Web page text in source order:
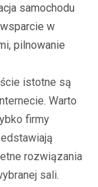
samochodu
w
pilnowanie
istotne są
Warto
firmy
rozwiązania
sali.